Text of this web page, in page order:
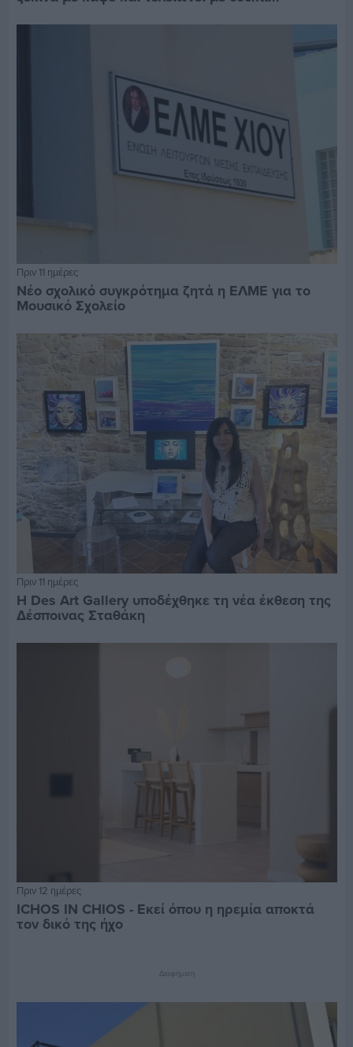
Πριν 11 ημέρες
Νέο σχολικό συγκρότημα ζητά η ΕΛΜΕ για το
Μουσικό Σχολείο
Πριν 11 ημέρες
Η Des Art Gallery υποδέχθηκε τη νέα έκθεση της
Δέσποινας Σταθάκη
Πριν 12 ημέρες
ICHOS IN CHIOS - Εκεί όπου η ηρεμία αποκτά
τον δικό της ήχο
Διαφήμιση